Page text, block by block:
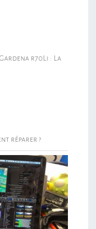
r70Li : La
réparer ?